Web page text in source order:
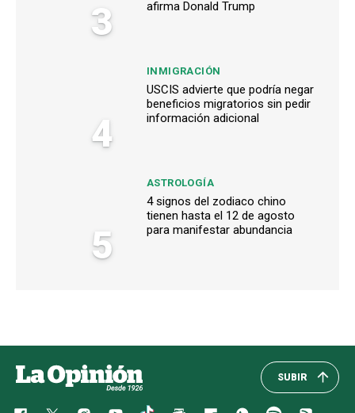
3
afirma Donald Trump
4
INMIGRACIÓN
USCIS advierte que podría negar
beneficios migratorios sin pedir
información adicional
5
ASTROLOGÍA
4 signos del zodiaco chino
tienen hasta el 12 de agosto
para manifestar abundancia
SUBIR